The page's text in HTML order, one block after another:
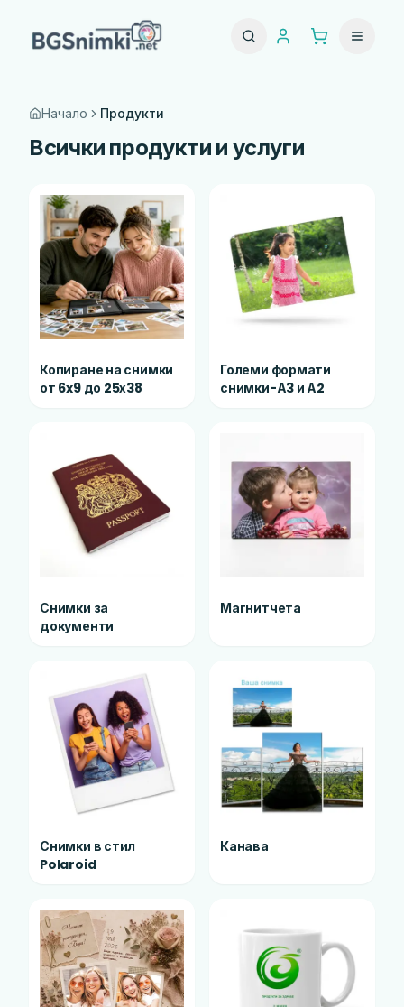
Начало Продукти
Всички продукти и услуги
Копиране на снимки
от 6x9 до 25х38
Големи формати
снимки-А3 и А2
Снимки за
документи
Магнитчета
Снимки в стил
Polaroid
Канава